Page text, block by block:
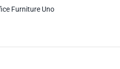
Furniture Uno